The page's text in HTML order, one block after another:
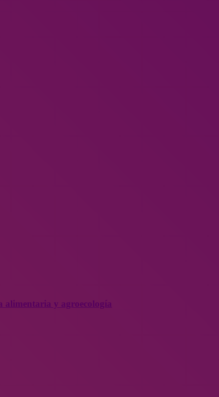
alimentaria y agroecología